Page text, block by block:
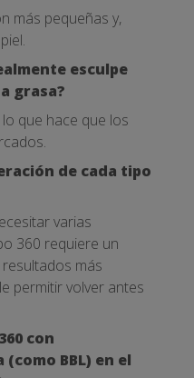
más pequeñas y,
esculpe
grasa?
que hace que los
de cada tipo
varias
360 requiere un
más
permitir volver antes
con
BBL) en el